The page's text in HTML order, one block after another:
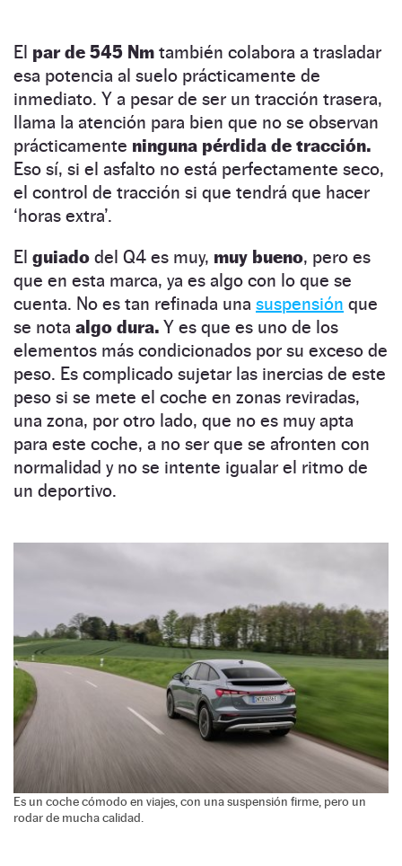
El par de 545 Nm también colabora a trasladar
esa potencia al suelo prácticamente de
inmediato. Y a pesar de ser un tracción trasera,
llama la atención para bien que no se observan
prácticamente ninguna pérdida de tracción.
Eso sí, si el asfalto no está perfectamente seco,
el control de tracción si que tendrá que hacer
‘horas extra’.
El guiado del Q4 es muy, muy bueno, pero es
que en esta marca, ya es algo con lo que se
cuenta. No es tan refinada una suspensión que
se nota algo dura. Y es que es uno de los
elementos más condicionados por su exceso de
peso. Es complicado sujetar las inercias de este
peso si se mete el coche en zonas reviradas,
una zona, por otro lado, que no es muy apta
para este coche, a no ser que se afronten con
normalidad y no se intente igualar el ritmo de
un deportivo.
Es un coche cómodo en viajes, con una suspensión firme, pero un
rodar de mucha calidad.